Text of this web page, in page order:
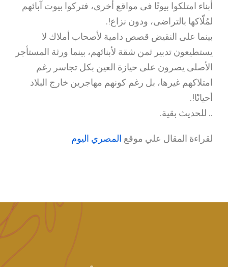
أبناء امتلكوا بيوتًا فى مواقع أخرى، فتركوا بيوت آبائهم
لمُلّاكها بالتراضى، ودون نزاع!.
بينما على النقيض قصص دامية لأصحاب أملاك لا
يستطيعون تدبير ثمن شقة لأبنائهم، بينما ورثة المستأجر
الأصلى يصرون على حيازة العين بكل تجاسر رغم
امتلاكهم غيرها، بل رغم كونهم مهاجرين خارج البلاد
أحيانًا!.
.. للحديث بقية.
لقراءة المقال علي موقع المصري اليوم